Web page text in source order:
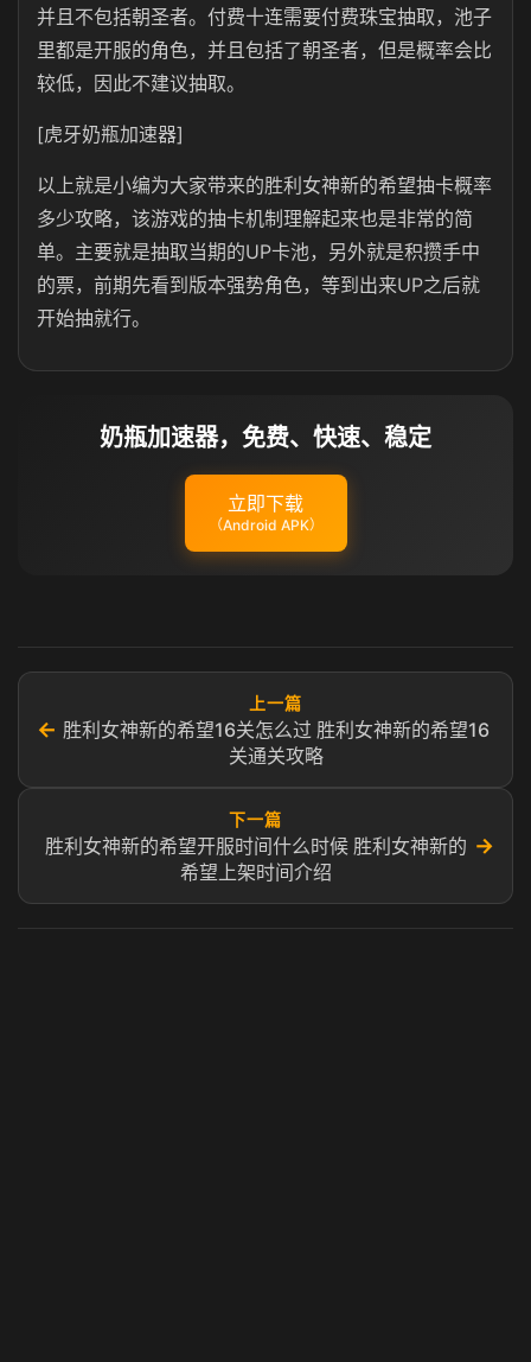
并且不包括朝圣者。付费十连需要付费珠宝抽取，池子
里都是开服的角色，并且包括了朝圣者，但是概率会比
较低，因此不建议抽取。
[虎牙奶瓶加速器]
以上就是小编为大家带来的胜利女神新的希望抽卡概率
多少攻略，该游戏的抽卡机制理解起来也是非常的简
单。主要就是抽取当期的UP卡池，另外就是积攒手中
的票，前期先看到版本强势角色，等到出来UP之后就
开始抽就行。
奶瓶加速器，免费、快速、稳定
立即下载
（Android APK）
←
上一篇
胜利女神新的希望16关怎么过 胜利女神新的希望16
关通关攻略​
下一篇
胜利女神新的希望开服时间什么时候 胜利女神新的
希望上架时间介绍
→